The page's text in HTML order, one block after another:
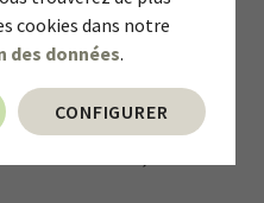
cookies dans notre
données.
CONFIGURER
le danazol et la
la mastalgie.
jour pendant 6 semaines
de chaleur, mais les